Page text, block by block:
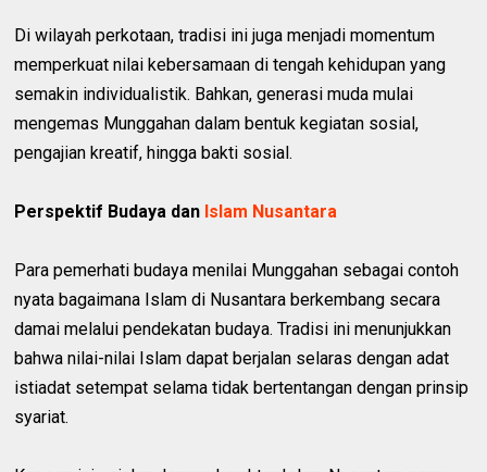
Di wilayah perkotaan, tradisi ini juga menjadi momentum
memperkuat nilai kebersamaan di tengah kehidupan yang
semakin individualistik. Bahkan, generasi muda mulai
mengemas Munggahan dalam bentuk kegiatan sosial,
pengajian kreatif, hingga bakti sosial.
Perspektif Budaya dan Islam Nusantara
Para pemerhati budaya menilai Munggahan sebagai contoh
nyata bagaimana Islam di Nusantara berkembang secara
damai melalui pendekatan budaya. Tradisi ini menunjukkan
bahwa nilai-nilai Islam dapat berjalan selaras dengan adat
istiadat setempat selama tidak bertentangan dengan prinsip
syariat.